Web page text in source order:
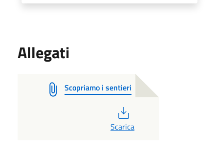
Allegati
Scopriamo i sentieri
Scarica